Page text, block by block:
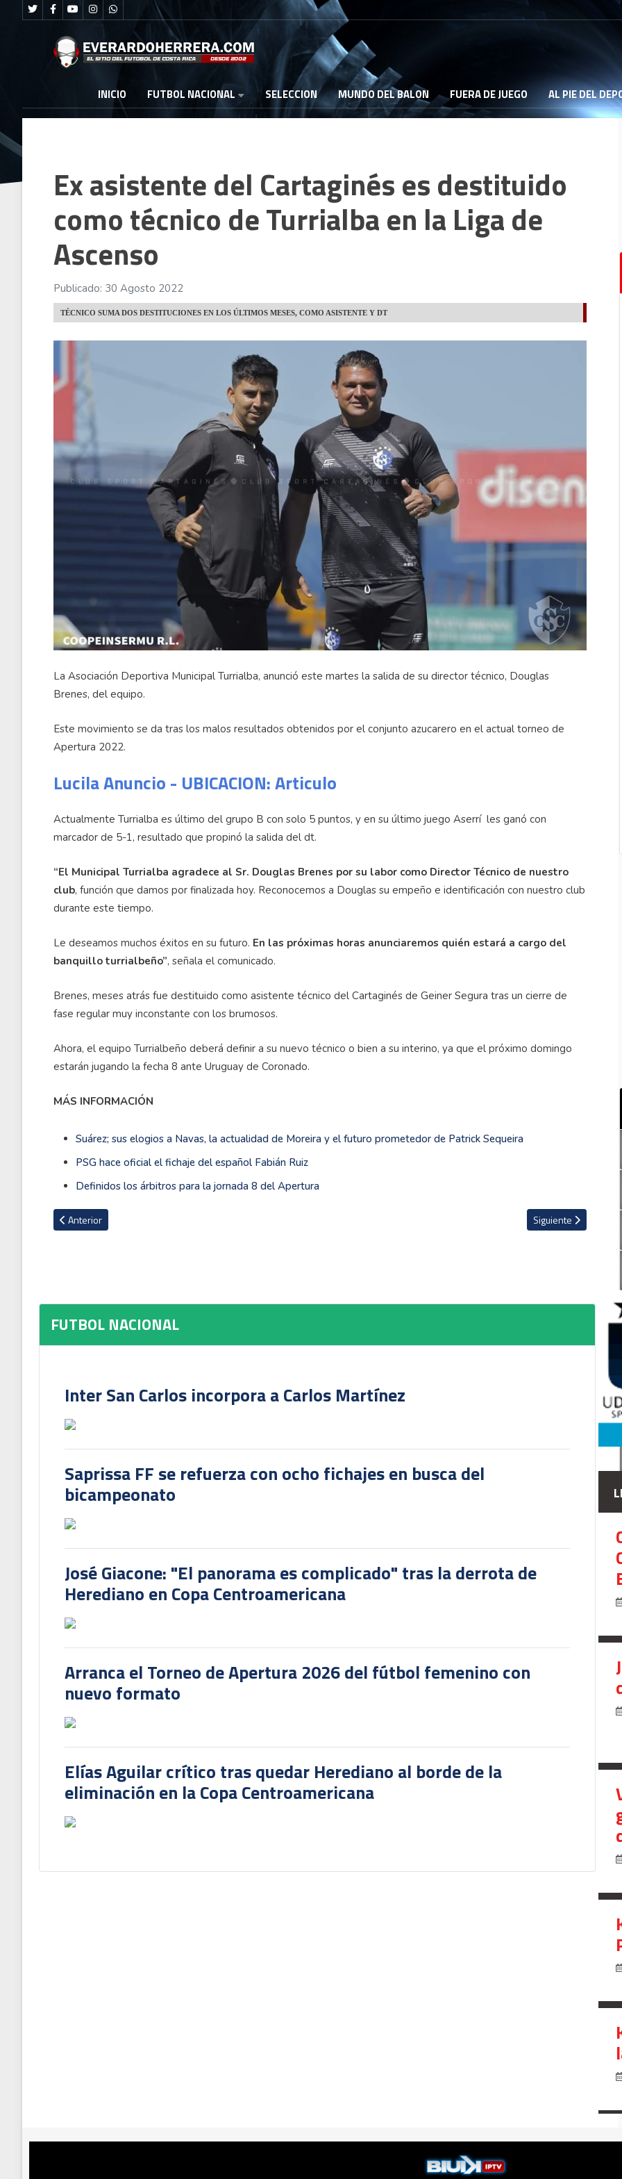
INICIO FUTBOL NACIONAL SELECCION MUNDO DEL BALON FUERA DE JUEGO AL PIE DEL
Ex asistente del Cartaginés es destituido
como técnico de Turrialba en la Liga de
Ascenso
Publicado: 30 Agosto 2022
TÉCNICO SUMA DOS DESTITUCIONES EN LOS ÚLTIMOS MESES, COMO ASISTENTE Y DT
La Asociación Deportiva Municipal Turrialba, anunció este martes la salida de su director técnico, Douglas
Brenes, del equipo.
Este movimiento se da tras los malos resultados obtenidos por el conjunto azucarero en el actual torneo de
Apertura 2022.
Lucila Anuncio - UBICACION: Articulo
Actualmente Turrialba es último del grupo B con solo 5 puntos, y en su último juego Aserrí les ganó con
marcador de 5-1, resultado que propinó la salida del dt.
“El Municipal Turrialba agradece al Sr. Douglas Brenes por su labor como Director Técnico de nuestro
club, función que damos por finalizada hoy. Reconocemos a Douglas su empeño e identificación con nuestro club
durante este tiempo.
Le deseamos muchos éxitos en su futuro. En las próximas horas anunciaremos quién estará a cargo del
banquillo turrialbeño”, señala el comunicado.
Brenes, meses atrás fue destituido como asistente técnico del Cartaginés de Geiner Segura tras un cierre de
fase regular muy inconstante con los brumosos.
Ahora, el equipo Turrialbeño deberá definir a su nuevo técnico o bien a su interino, ya que el próximo domingo
estarán jugando la fecha 8 ante Uruguay de Coronado.
MÁS INFORMACIÓN
Suárez; sus elogios a Navas, la actualidad de Moreira y el futuro prometedor de Patrick Sequeira
PSG hace oficial el fichaje del español Fabián Ruiz
Definidos los árbitros para la jornada 8 del Apertura
Artículo anterior: Pérez Zeledón se convierte en el segundo equipo en cumplir la regla sub-20
Anterior Artículo siguiente:
Siguiente
FUTBOL NACIONAL
Inter San Carlos incorpora a Carlos Martínez
Saprissa FF se refuerza con ocho fichajes en busca del
bicampeonato
José Giacone: "El panorama es complicado" tras la derrota de
Herediano en Copa Centroamericana
Arranca el Torneo de Apertura 2026 del fútbol femenino con
nuevo formato
Elías Aguilar crítico tras quedar Herediano al borde de la
eliminación en la Copa Centroamericana